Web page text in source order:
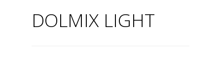
DOLMIX LIGHT